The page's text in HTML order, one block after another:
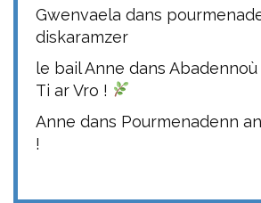
Gwenvaela dans
diskaramzer
le bail Anne dans Abadennoù
Ti ar Vro !
Anne dans Pourmenadenn
!